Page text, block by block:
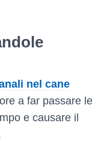
nel cane
a far passare le
e causare il